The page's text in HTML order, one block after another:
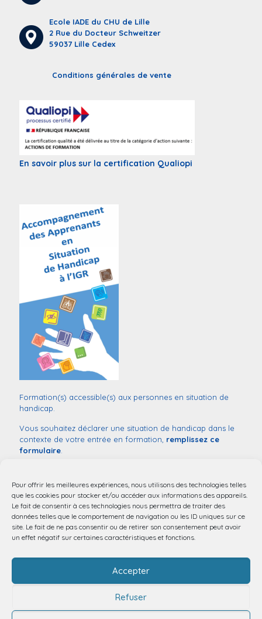
Pour offrir les meilleures expériences, nous utilisons des technologies telles
que les cookies pour stocker et/ou accéder aux informations des appareils.
Le fait de consentir à ces technologies nous permettra de traiter des
données telles que le comportement de navigation ou les ID uniques sur ce
site. Le fait de ne pas consentir ou de retirer son consentement peut avoir
un effet négatif sur certaines caractéristiques et fonctions.
Accepter
Refuser
Ecole IADE du CHU de Lille
2 Rue du Docteur Schweitzer
59037 Lille Cedex
Conditions générales de vente
En savoir plus sur la certification Qualiopi
Formation(s) accessible(s) aux personnes en situation de
handicap.
Vous souhaitez déclarer une situation de handicap dans le
contexte de votre entrée en formation, remplissez ce
formulaire.
Référent handicap :03 20 44 52 03
mail:handicap@chu-lille.fr
Accessibilité aux personnes à mobilité réduite.